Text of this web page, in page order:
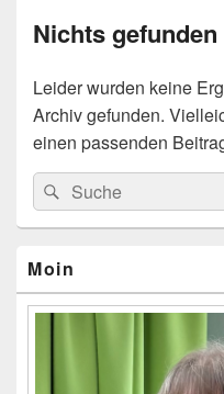
Nichts gefunden
Leider wurden keine
Archiv gefunden.
einen passenden
Suchen
nach:
Suchen
Seitenleisten-
Widgetbereich
Moin